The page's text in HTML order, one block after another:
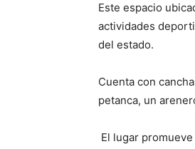
Este espacio
actividades
del estado.
Cuenta con
petanca, un
El lugar